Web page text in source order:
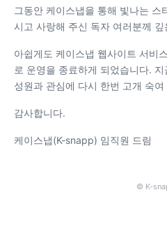
그동안 케이스냅을 통해 빛나는 스
시고 사랑해 주신 독자 여러분께
아쉽게도 케이스냅 웹사이트 서비
로 운영을 종료하게 되었습니다.
성원과 관심에 다시 한번 고개 숙
감사합니다.
케이스냅(K-snapp) 임직원 드림
© K-